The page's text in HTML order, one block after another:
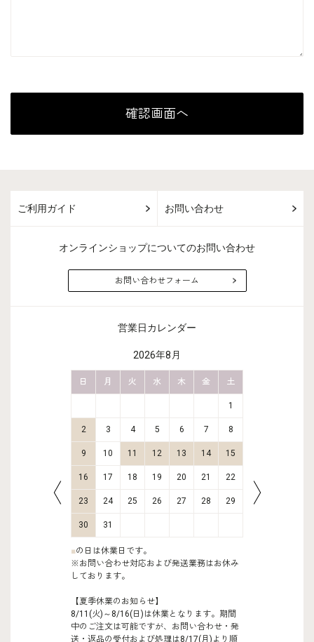
ご利用ガイド お問い合わせ
オンラインショップについてのお問い合わせ
お問い合わせフォーム
営業日カレンダー
2026年8月
日 月 火 水 木 金 土
1
2 3 4 5 6 7 8
9 10 11 12 13 14 15
16 17 18 19 20 21 22
23 24 25 26 27 28 29
30 31
■の日は休業日です。
※お問い合わせ対応および発送業務はお休み
しております。
【夏季休業のお知らせ】
8/11(火)～8/16(日)は休業となります。期間
中のご注文は可能ですが、お問い合わせ・発
送・返品の受付および処理は8/17(月)より順